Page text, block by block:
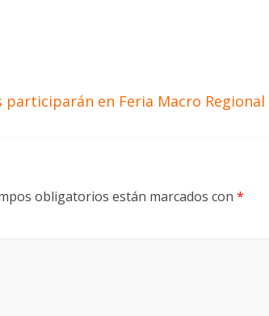
participarán en Feria Macro Regional
obligatorios están marcados con *